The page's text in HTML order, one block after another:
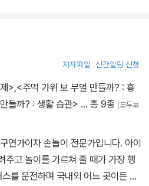
저자파일 신간알림 신청
>,<주먹 가위 보 무얼 만들까? : 흉
들까? : 생활 습관> … 총 9종 (모두보
연가이자 손놀이 전문가입니다. 아이
주고 놀이를 가르쳐 줄 때가 가장 행
를 운전하며 국내외 어느 곳이든 찾